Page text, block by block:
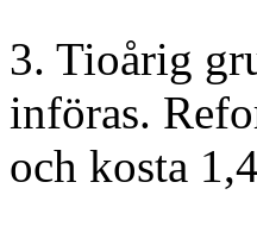
3. Tioårig
införas.
och kosta